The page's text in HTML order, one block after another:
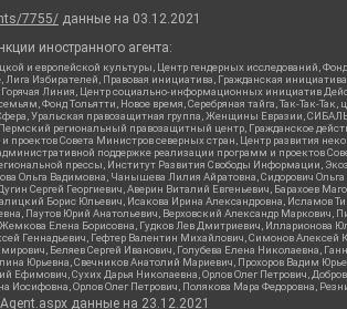
7755/ данные на 03.12.2021
иностранного агента:
и европейской культуры, Центр гендерных исследований,
Избирателей, Правовая инициатива, Гражданская
Линия, Центр социально-информационных инициатив
Фонд Тольятти, Новое время, Серебряная тайга, Так-Так-
Уральская правозащитная группа, Женщины Евразии,
Пермский региональный правозащитный центр, Гражданское
Совета Министров северных стран, Центр развития
поддержке реализации программ и проектов
прессы, Институт Развития Свободы Информации,
Ольга Вадимовна, Чанышева Лилия Айратовна, Сидорович
Сергей Георгиевич, Аверин Виталий Евгеньевич,
Борис Юльевич, Исакова Ирина Александровна, Исламов
Паутов Юрий Анатольевич, Верховский Александр
Елена Борисовна, Гудков Лев Дмитриевич, Илларионова
Геннадьевич, Гефтер Валентин Михайлович, Симонов
Беляев Сергей Иванович, Голубева Елена Николаевна,
Юрьевна, Свечников Анатолий Мариевич, Прохоров Вадим
Ефимович, Сухих Дарья Николаевна, Орлов Олег Петрович,
Иосифовна, Орлов Олег Петрович, Полякова Мара Федоровна,
данные на 23.12.2021